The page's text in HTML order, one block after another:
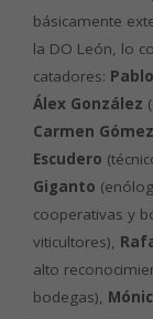
básicamente
la DO León, lo
catadores:
Álex González
Carmen Gómez
Escudero
Giganto
cooperativas y
viticultores),
alto
bodegas),